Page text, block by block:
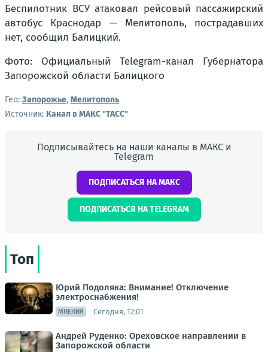
Беспилотник ВСУ атаковал рейсовый пассажирский
автобус Краснодар — Мелитополь, пострадавших
нет, сообщил Балицкий.
Фото: Официальный Telegram-канал Губернатора
Запорожской области Балицкого
Гео: Запорожье, Мелитополь
Источник: Канал в МАКС "ТАСС"
Подписывайтесь на наши каналы в МАКС и
Telegram
ПОДПИСАТЬСЯ НА МАКС
ПОДПИСАТЬСЯ НА TELEGRAM
Топ
Юрий Подоляка: Внимание! Отключение
электроснабжения!
МНЕНИЯ Сегодня, 12:01
Андрей Руденко: Ореховское направлении в
Запорожской области